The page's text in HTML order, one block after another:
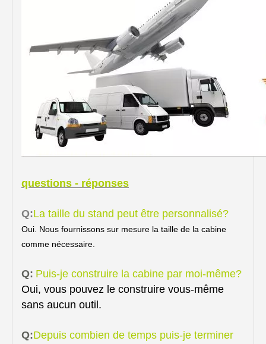
questions - réponses
Q:La taille du stand peut être personnalisé?
Oui. Nous fournissons sur mesure la taille de la cabine
comme nécessaire.
Q: Puis-je construire la cabine par moi-même?
Oui, vous pouvez le construire vous-même
sans aucun outil.
Q:Depuis combien de temps puis-je terminer